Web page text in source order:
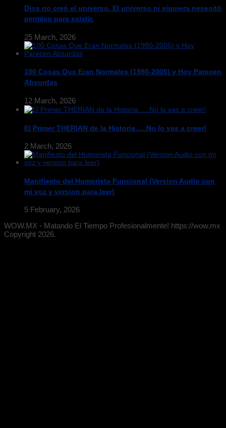
Dios no creó el universo. El universo ni siquiera necesitó
permiso para existir.
25 March, 2026
100 Cosas Que Eran Normales (1980-2005) y Hoy Parecen
Absurdas
12 March, 2026
El Primer THERIAN de la Historia…..No lo vas a creer!
2 March, 2026
Manifiesto del Humorista Funcional (Version Audio con
mi voz y version para leer)
5 February, 2026
WOW.MX - Matando El Tiempo Profesionalmente! https://wow.mx
Copyright 2026.